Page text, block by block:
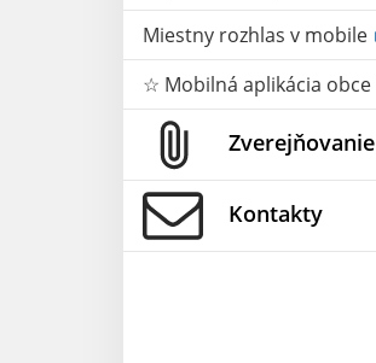
Miestny rozhlas v mobile
☆ Mobilná aplikácia obce
Zverejňovanie
Kontakty